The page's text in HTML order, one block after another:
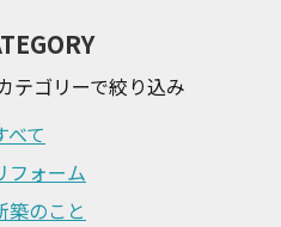
テゴリーで絞り込み
べて
フォーム
築のこと